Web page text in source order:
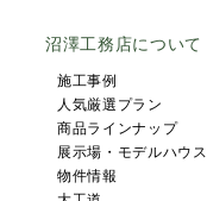
沼澤工務店について
施工事例
人気厳選プラン
商品ラインナップ
展示場・モデルハウス
物件情報